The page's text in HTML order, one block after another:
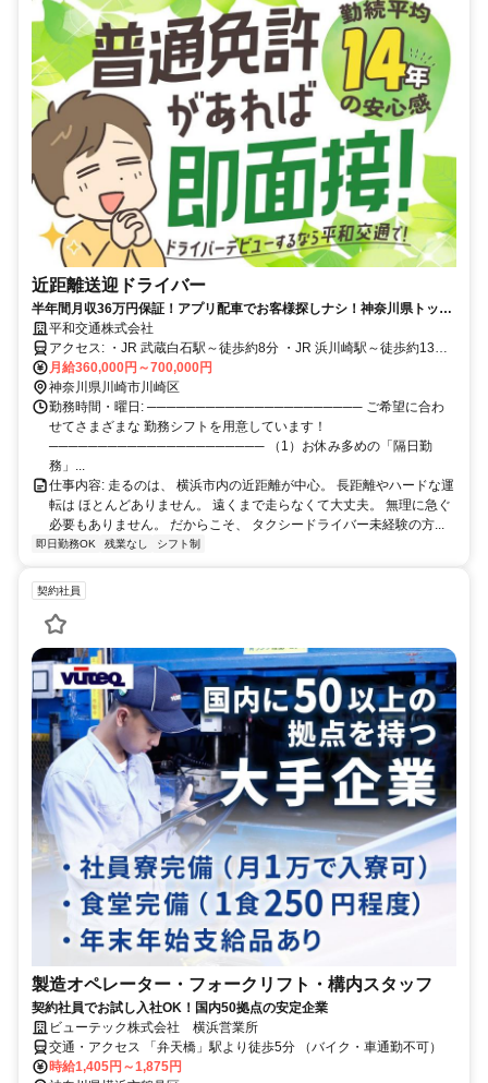
近距離送迎ドライバー
半年間月収36万円保証！アプリ配車でお客様探しナシ！神奈川県トップ
クラスの知名度
平和交通株式会社
アクセス: ・JR 武蔵白石駅～徒歩約8分 ・JR 浜川崎駅～徒歩約13分
★車通勤ＯＫ ★バイク通勤ＯＫ
月給360,000円～700,000円
神奈川県川崎市川崎区
勤務時間・曜日: ────────────────────── ご希望に合わ
せてさまざまな 勤務シフトを用意しています！
────────────────────── （1）お休み多めの「隔日勤
務」...
仕事内容: 走るのは、 横浜市内の近距離が中心。 長距離やハードな運
転は ほとんどありません。 遠くまで走らなくて大丈夫。 無理に急ぐ
必要もありません。 だからこそ、 タクシードライバー未経験の方...
即日勤務OK 残業なし シフト制
契約社員
製造オペレーター・フォークリフト・構内スタッフ
契約社員でお試し入社OK！国内50拠点の安定企業
ビューテック株式会社 横浜営業所
交通・アクセス 「弁天橋」駅より徒歩5分 （バイク・車通勤不可）
時給1,405円～1,875円